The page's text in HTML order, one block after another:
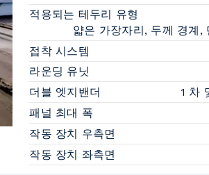
적용되는 테두리 유형
얇은 가장자리, 두께 경계,
접착 시스템
라운딩 유닛
더블 엣지밴더
1 차
패널 최대 폭
작동 장치 우측면
작동 장치 좌측면